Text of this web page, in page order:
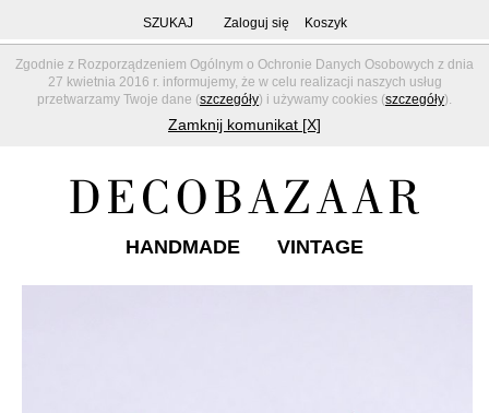
Zgodnie z Rozporządzeniem Ogólnym o Ochronie Danych Osobowych z dnia
27 kwietnia 2016 r. informujemy, że w celu realizacji naszych usług
przetwarzamy Twoje dane (szczegóły) i używamy cookies (szczegóły).
Zamknij komunikat [X]
SZUKAJ Zaloguj się Koszyk
HANDMADE VINTAGE